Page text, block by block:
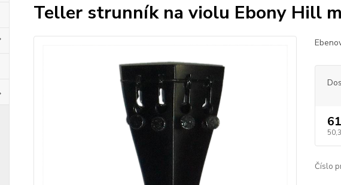
Teller strunník na violu Ebony Hill
Číslo